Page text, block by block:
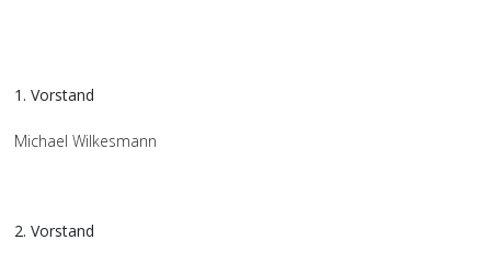
1. Vorstand
Michael Wilkesmann
2. Vorstand